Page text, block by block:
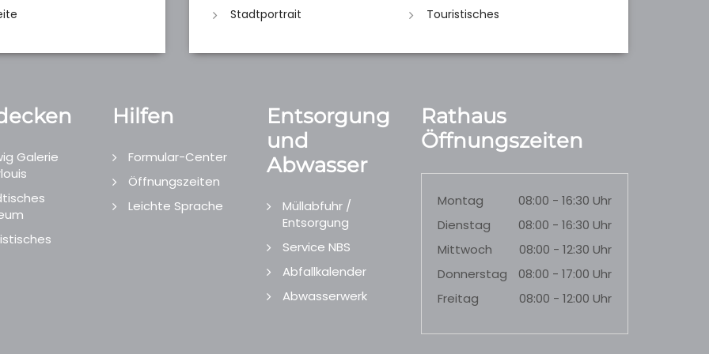
Stadtportrait Touristisches
Galerie
Hilfen
Formular-Center
Öffnungszeiten
Leichte Sprache
Entsorgung
und
Abwasser
Müllabfuhr /
Entsorgung
Service NBS
Abfallkalender
Abwasserwerk
Rathaus
Öffnungszeiten
Montag
08:00 - 16:30 Uhr
Dienstag
08:00 - 16:30 Uhr
Mittwoch
08:00 - 12:30 Uhr
Donnerstag
08:00 - 17:00 Uhr
Freitag
08:00 - 12:00 Uhr